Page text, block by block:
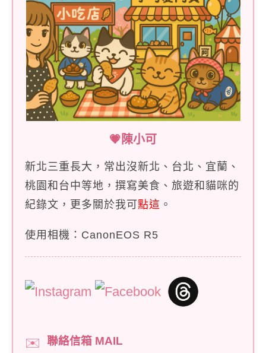
💗陳小可
新北三重長大，常出沒新北、台北、宜蘭、
桃園和台中等地，撰寫美食、旅遊和貓咪的
紀錄文，更多關於我可 點這 。
使用相機：CanonEOS R5
✉️
聯絡信箱 MAIL